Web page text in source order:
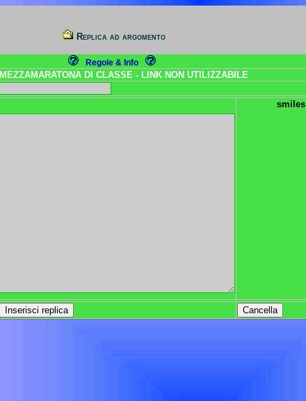
Replica ad argomento
Regole & Info
MEZZAMARATONA DI CLASSE - LINK NON UTILIZZABILE
smiles